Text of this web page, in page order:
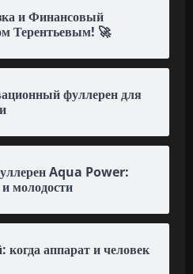
и Финансовый
Терентьевым! 🚀
фуллерен для
Aqua Power:
молодости
аппарат и человек